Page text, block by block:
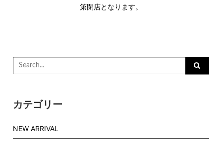
第閉店となります。
Search
for:
カテゴリー
NEW ARRIVAL